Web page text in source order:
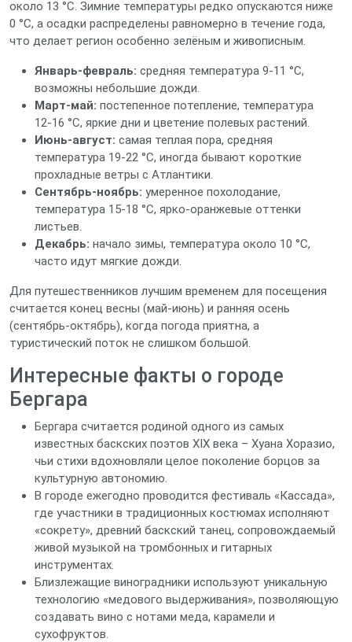
около 13 °C. Зимние температуры редко опускаются ниже
0 °C, а осадки распределены равномерно в течение года,
что делает регион особенно зелёным и живописным.
Январь‑февраль: средняя температура 9‑11 °C,
возможны небольшие дожди.
Март‑май: постепенное потепление, температура
12‑16 °C, яркие дни и цветение полевых растений.
Июнь‑август: самая теплая пора, средняя
температура 19‑22 °C, иногда бывают короткие
прохладные ветры с Атлантики.
Сентябрь‑ноябрь: умеренное похолодание,
температура 15‑18 °C, ярко-оранжевые оттенки
листьев.
Декабрь: начало зимы, температура около 10 °C,
часто идут мягкие дожди.
Для путешественников лучшим временем для посещения
считается конец весны (май‑июнь) и ранняя осень
(сентябрь‑октябрь), когда погода приятна, а
туристический поток не слишком большой.
Интересные факты о городе
Бергара
Бергара считается родиной одного из самых
известных баскских поэтов XIX века – Хуана Хоразио,
чьи стихи вдохновляли целое поколение борцов за
культурную автономию.
В городе ежегодно проводится фестиваль «Кассада»,
где участники в традиционных костюмах исполняют
«сокрету», древний баскский танец, сопровождаемый
живой музыкой на тромбонных и гитарных
инструментах.
Близлежащие виноградники используют уникальную
технологию «медового выдерживания», позволяющую
создавать вино с нотами меда, карамели и
сухофруктов.